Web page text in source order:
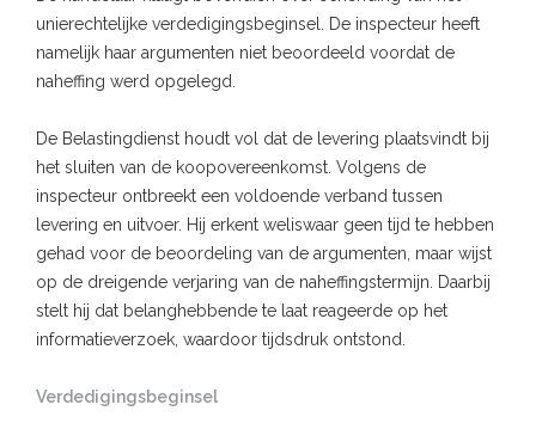
unierechtelijke verdedigingsbeginsel. De inspecteur heeft
namelijk haar argumenten niet beoordeeld voordat de
naheffing werd opgelegd.
De Belastingdienst houdt vol dat de levering plaatsvindt bij
het sluiten van de koopovereenkomst. Volgens de
inspecteur ontbreekt een voldoende verband tussen
levering en uitvoer. Hij erkent weliswaar geen tijd te hebben
gehad voor de beoordeling van de argumenten, maar wijst
op de dreigende verjaring van de naheffingstermijn. Daarbij
stelt hij dat belanghebbende te laat reageerde op het
informatieverzoek, waardoor tijdsdruk ontstond.
Verdedigingsbeginsel